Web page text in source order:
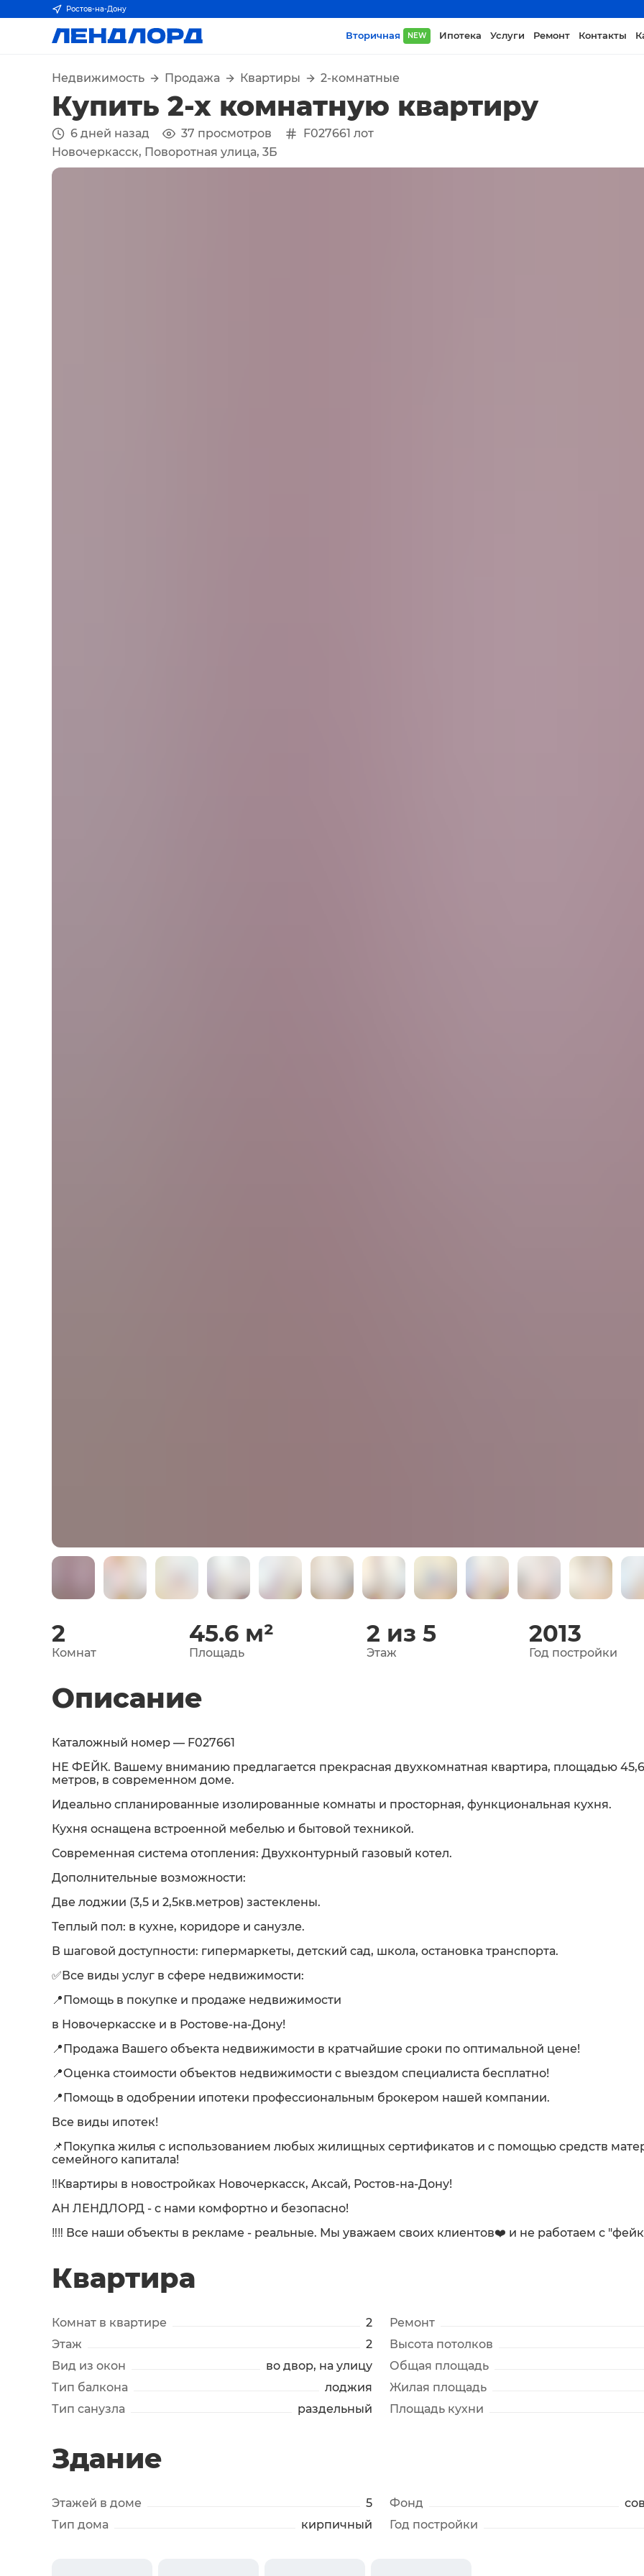
Ростов-на-Дону
Вторичная NEW Ипотека Услуги Ремонт Контакты
Недвижимость Продажа Квартиры 2-комнатные
Купить 2-х комнатную квартиру
6 дней назад 37 просмотров F027661 лот
Новочеркасск, Поворотная улица, 3Б
2
Комнат
45.6 м²
Площадь
2 из 5
Этаж
2013
Год постройки
Описание
Каталожный номер — F027661
НЕ ФЕЙК. Вашему вниманию предлагается прекрасная двухкомнатная квартира, площадью
метров, в современном доме.
Идеально спланированные изолированные комнаты и просторная, функциональная кухня.
Кухня оснащена встроенной мебелью и бытовой техникой.
Современная система отопления: Двухконтурный газовый котел.
Дополнительные возможности:
Две лоджии (3,5 и 2,5кв.метров) застеклены.
Теплый пол: в кухне, коридоре и санузле.
В шаговой доступности: гипермаркеты, детский сад, школа, остановка транспорта.
✅Все виды услуг в сфере недвижимости:
📍Помощь в покупке и продаже недвижимости
в Новочеркасске и в Ростове-на-Дону!
📍Продажа Вашего объекта недвижимости в кратчайшие сроки по оптимальной цене!
📍Оценка стоимости объектов недвижимости с выездом специалиста бесплатно!
📍Помощь в одобрении ипотеки профессиональным брокером нашей компании.
Все виды ипотек!
📌Покупка жилья с использованием любых жилищных сертификатов и с помощью средств
семейного капитала!
‼️Квартиры в новостройках Новочеркасск, Аксай, Ростов-на-Дону!
АН ЛЕНДЛОРД - с нами комфортно и безопасно!
‼️‼️ Все наши объекты в рекламе - реальные. Мы уважаем своих клиентов❤️ и не работаем с
Квартира
Комнат в квартире
2
Этаж
2
Вид из окон
во двор, на улицу
Тип балкона
лоджия
Тип санузла
раздельный
Ремонт
Высота потолков
Общая площадь
Жилая площадь
Площадь кухни
Здание
Этажей в доме
5
Тип дома
кирпичный
Фонд
Год постройки